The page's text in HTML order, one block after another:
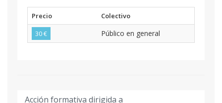
Precio
Colectivo
30 €
Público en general
Acción formativa dirigida a